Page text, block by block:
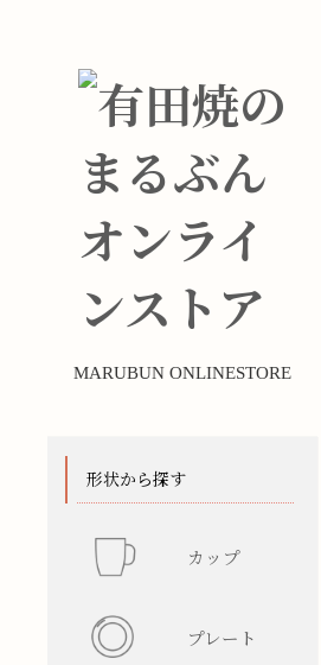
MARUBUN ONLINESTORE
形状から探す
カップ
プレート